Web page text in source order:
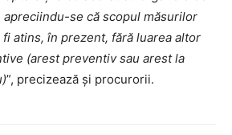
apreciindu-se că scopul măsurilor
atins, în prezent, fără luarea altor
(arest preventiv sau arest la
”, precizează și procurorii.